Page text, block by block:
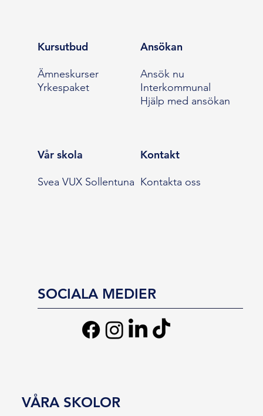
Kursutbud
Ämneskurser
Yrkespaket
Ansökan
Ansök nu
Interkommunal
Hjälp med ansökan
Vår skola
Svea VUX Sollentuna
Kontakt
Kontakta oss
SOCIALA MEDIER
VÅRA SKOLOR